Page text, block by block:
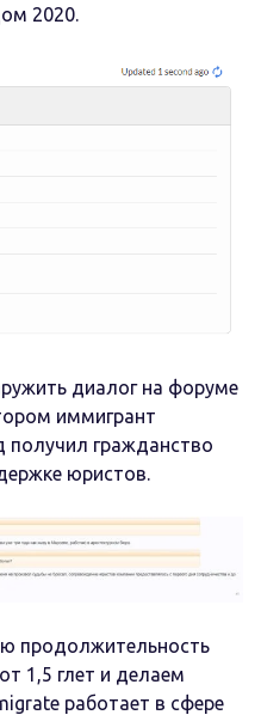
2020.
диалог на форуме
иммигрант
получил гражданство
юристов.
продолжительность
1,5 глет и делаем
работает в сфере